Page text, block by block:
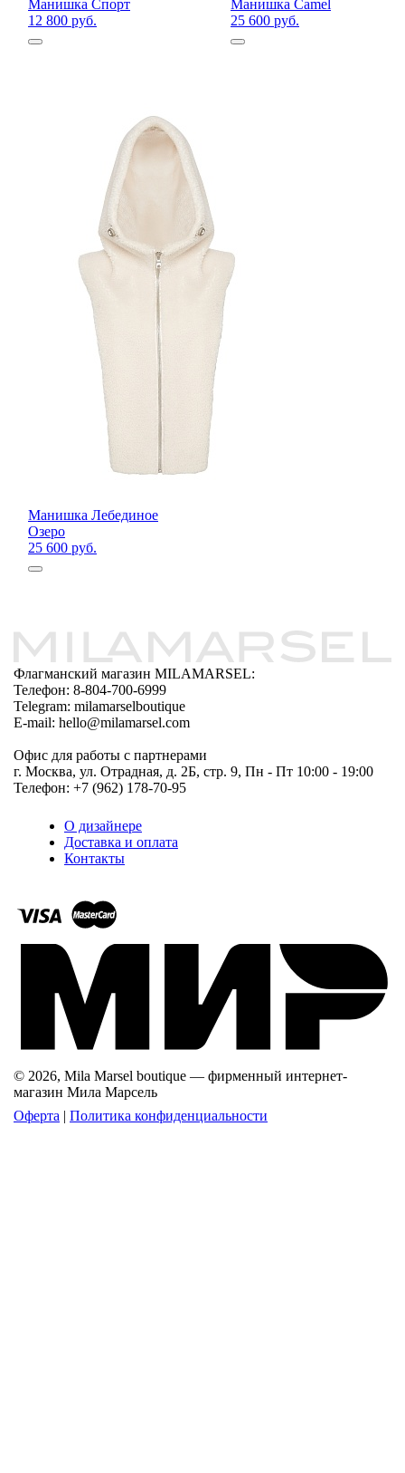
Манишка Спорт
12 800 руб.
Манишка Camel
25 600 руб.
Манишка Лебединое
Озеро
25 600 руб.
Флагманский магазин MILAMARSEL:
Телефон: 8-804-700-6999
Telegram: milamarselboutique
E-mail: hello@milamarsel.com
Офис для работы с партнерами
г. Москва, ул. Отрадная, д. 2Б, стр. 9, Пн - Пт 10:00 - 19:00
Телефон: +7 (962) 178-70-95
О дизайнере
Доставка и оплата
Контакты
© 2026, Mila Marsel boutique — фирменный интернет-
магазин Мила Марсель
Оферта | Политика конфиденциальности